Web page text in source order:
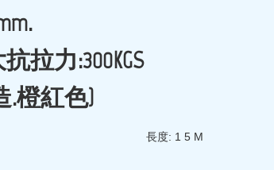
拉力:300KGS
.橙紅色)
長度: 1 5 M